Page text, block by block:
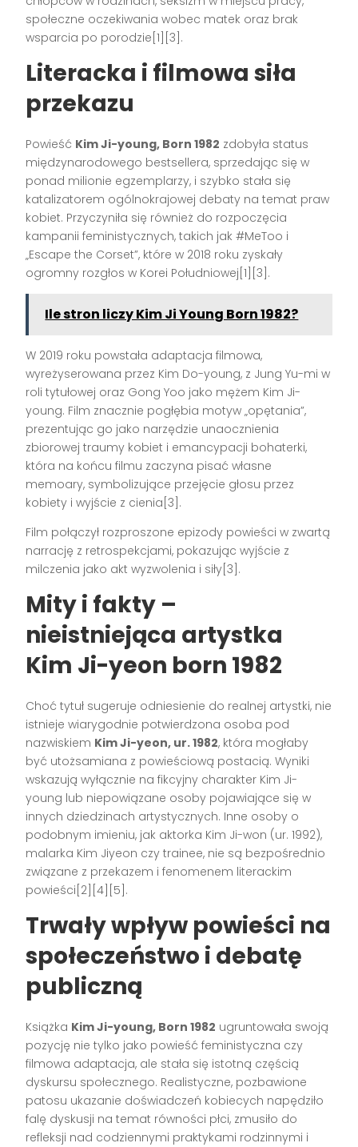
społeczne oczekiwania wobec matek oraz brak
wsparcia po porodzie[1][3].
Literacka i filmowa siła
przekazu
Powieść Kim Ji-young, Born 1982 zdobyła status
międzynarodowego bestsellera, sprzedając się w
ponad milionie egzemplarzy, i szybko stała się
katalizatorem ogólnokrajowej debaty na temat praw
kobiet. Przyczyniła się również do rozpoczęcia
kampanii feministycznych, takich jak #MeToo i
„Escape the Corset”, które w 2018 roku zyskały
ogromny rozgłos w Korei Południowej[1][3].
Ile stron liczy Kim Ji Young Born 1982?
W 2019 roku powstała adaptacja filmowa,
wyreżyserowana przez Kim Do-young, z Jung Yu-mi w
roli tytułowej oraz Gong Yoo jako mężem Kim Ji-
young. Film znacznie pogłębia motyw „opętania”,
prezentując go jako narzędzie unaocznienia
zbiorowej traumy kobiet i emancypacji bohaterki,
która na końcu filmu zaczyna pisać własne
memoary, symbolizujące przejęcie głosu przez
kobiety i wyjście z cienia[3].
Film połączył rozproszone epizody powieści w zwartą
narrację z retrospekcjami, pokazując wyjście z
milczenia jako akt wyzwolenia i siły[3].
Mity i fakty –
nieistniejąca artystka
Kim Ji-yeon born 1982
Choć tytuł sugeruje odniesienie do realnej artystki, nie
istnieje wiarygodnie potwierdzona osoba pod
nazwiskiem Kim Ji-yeon, ur. 1982, która mogłaby
być utożsamiana z powieściową postacią. Wyniki
wskazują wyłącznie na fikcyjny charakter Kim Ji-
young lub niepowiązane osoby pojawiające się w
innych dziedzinach artystycznych. Inne osoby o
podobnym imieniu, jak aktorka Kim Ji-won (ur. 1992),
malarka Kim Jiyeon czy trainee, nie są bezpośrednio
związane z przekazem i fenomenem literackim
powieści[2][4][5].
Trwały wpływ powieści na
społeczeństwo i debatę
publiczną
Książka Kim Ji-young, Born 1982 ugruntowała swoją
pozycję nie tylko jako powieść feministyczna czy
filmowa adaptacja, ale stała się istotną częścią
dyskursu społecznego. Realistyczne, pozbawione
patosu ukazanie doświadczeń kobiecych napędziło
falę dyskusji na temat równości płci, zmusiło do
refleksji nad codziennymi praktykami rodzinnymi i